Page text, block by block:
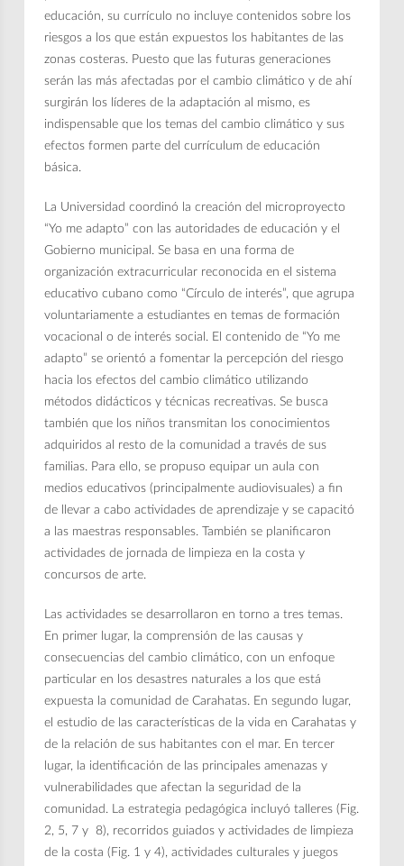
educación, su currículo no incluye contenidos sobre los
riesgos a los que están expuestos los habitantes de las
zonas costeras. Puesto que las futuras generaciones
serán las más afectadas por el cambio climático y de ahí
surgirán los líderes de la adaptación al mismo, es
indispensable que los temas del cambio climático y sus
efectos formen parte del currículum de educación
básica.
La Universidad coordinó la creación del microproyecto
“Yo me adapto” con las autoridades de educación y el
Gobierno municipal. Se basa en una forma de
organización extracurricular reconocida en el sistema
educativo cubano como “Círculo de interés”, que agrupa
voluntariamente a estudiantes en temas de formación
vocacional o de interés social. El contenido de “Yo me
adapto” se orientó a fomentar la percepción del riesgo
hacia los efectos del cambio climático utilizando
métodos didácticos y técnicas recreativas. Se busca
también que los niños transmitan los conocimientos
adquiridos al resto de la comunidad a través de sus
familias. Para ello, se propuso equipar un aula con
medios educativos (principalmente audiovisuales) a fin
de llevar a cabo actividades de aprendizaje y se capacitó
a las maestras responsables. También se planificaron
actividades de jornada de limpieza en la costa y
concursos de arte.
Las actividades se desarrollaron en torno a tres temas.
En primer lugar, la comprensión de las causas y
consecuencias del cambio climático, con un enfoque
particular en los desastres naturales a los que está
expuesta la comunidad de Carahatas. En segundo lugar,
el estudio de las características de la vida en Carahatas y
de la relación de sus habitantes con el mar. En tercer
lugar, la identificación de las principales amenazas y
vulnerabilidades que afectan la seguridad de la
comunidad. La estrategia pedagógica incluyó talleres (Fig.
2, 5, 7 y 8), recorridos guiados y actividades de limpieza
de la costa (Fig. 1 y 4), actividades culturales y juegos